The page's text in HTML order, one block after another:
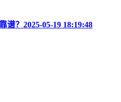
谱？ 2025-05-19 18:19:48